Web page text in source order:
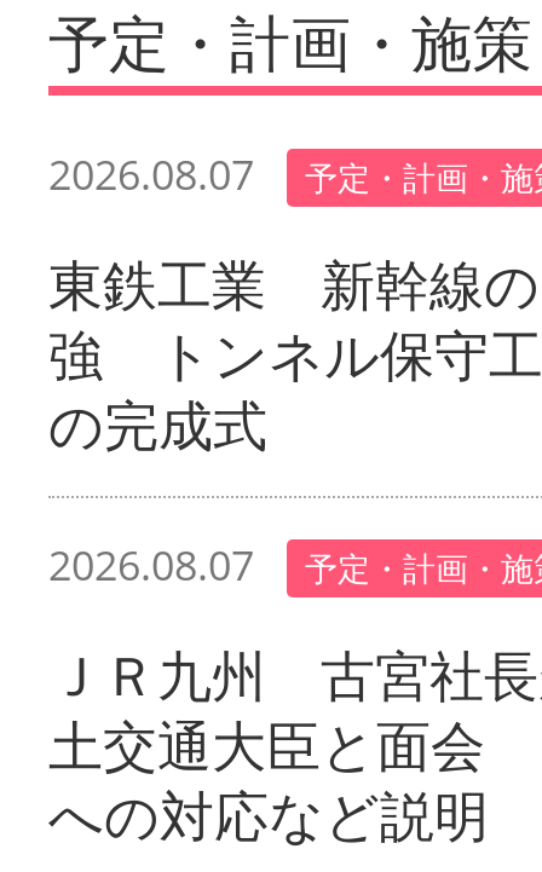
予定・計画・施策
2026.08.07 予定・計画・
東鉄工業 新幹線
強 トンネル保守
の完成式
2026.08.07 予定・計画・
ＪＲ九州 古宮社
土交通大臣と面会
への対応など説明